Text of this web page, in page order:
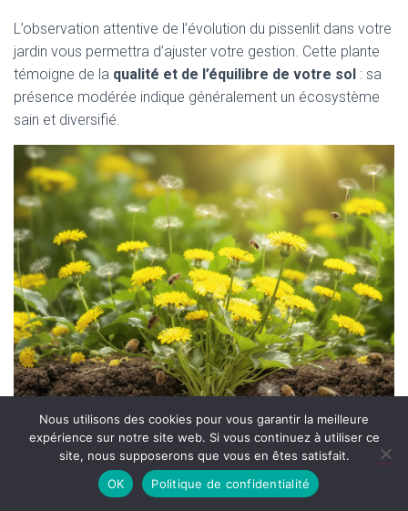
L’observation attentive de l’évolution du pissenlit dans votre
jardin vous permettra d’ajuster votre gestion. Cette plante
témoigne de la qualité et de l’équilibre de votre sol : sa
présence modérée indique généralement un écosystème
sain et diversifié.
Nous utilisons des cookies pour vous garantir la meilleure
expérience sur notre site web. Si vous continuez à utiliser ce
site, nous supposerons que vous en êtes satisfait.
OK
Politique de confidentialité